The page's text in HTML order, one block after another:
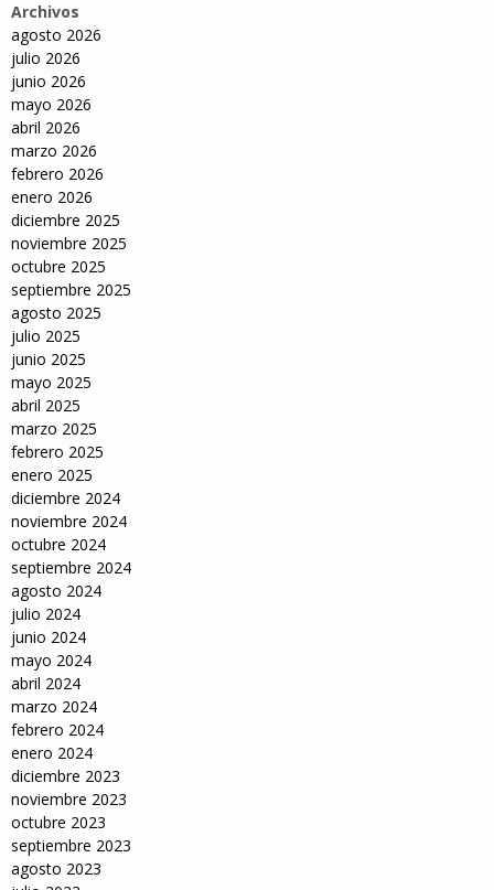
Archivos
agosto 2026
julio 2026
junio 2026
mayo 2026
abril 2026
marzo 2026
febrero 2026
enero 2026
diciembre 2025
noviembre 2025
octubre 2025
septiembre 2025
agosto 2025
julio 2025
junio 2025
mayo 2025
abril 2025
marzo 2025
febrero 2025
enero 2025
diciembre 2024
noviembre 2024
octubre 2024
septiembre 2024
agosto 2024
julio 2024
junio 2024
mayo 2024
abril 2024
marzo 2024
febrero 2024
enero 2024
diciembre 2023
noviembre 2023
octubre 2023
septiembre 2023
agosto 2023